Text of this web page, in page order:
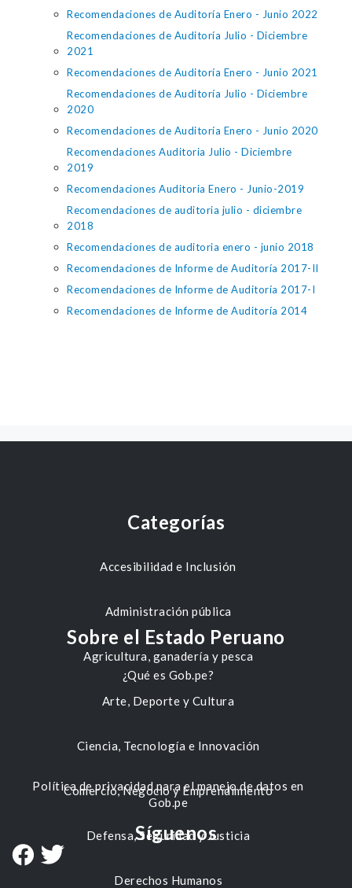
Recomendaciones de Auditoría Enero - Junio 2022
Recomendaciones de Auditoría Julio - Diciembre
2021
Recomendaciones de Auditoría Enero - Junio 2021
Recomendaciones de Auditoría Julio - Diciembre
2020
Recomendaciones de Auditoría Enero - Junio 2020
Recomendaciones Auditoria Julio - Diciembre
2019
Recomendaciones Auditoria Enero - Junio-2019
Recomendaciones de auditoria julio - diciembre
2018
Recomendaciones de auditoria enero - junio 2018
Recomendaciones de Informe de Auditoría 2017-II
Recomendaciones de Informe de Auditoría 2017-I
Recomendaciones de Informe de Auditoría 2014
Categorías
Accesibilidad e Inclusión
Administración pública
Agricultura, ganadería y pesca
Arte, Deporte y Cultura
Ciencia, Tecnología e Innovación
Comercio, Negocio y Emprendimiento
Defensa, Seguridad y Justicia
Derechos Humanos
Sobre el Estado Peruano
¿Qué es Gob.pe?
Política de privacidad para el manejo de datos en
Gob.pe
Síguenos